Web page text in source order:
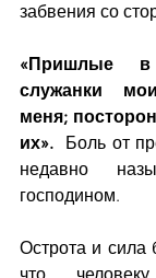
забвения со
«Пришлые
служанки
меня;
их». Боль от
недавно
господином.
Острота и сила